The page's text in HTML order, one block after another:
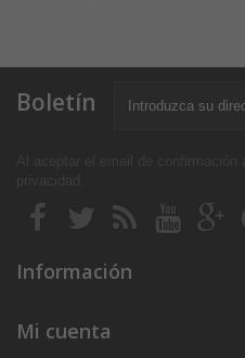
Boletín
Información
Mi cuenta